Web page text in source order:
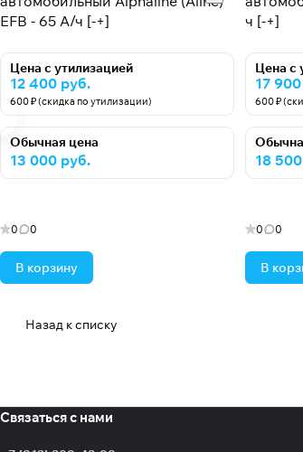
EFB - 65 А/ч [-+]
Цена с утилизацией
12 400 руб.
600 ₽ (скидка по утилизации)
Обычная цена
13 000 руб.
0 0
В корзину
ч [-+]
Цена с
17
600 ₽
18
0 0
В
Назад к списку
Связаться с нами